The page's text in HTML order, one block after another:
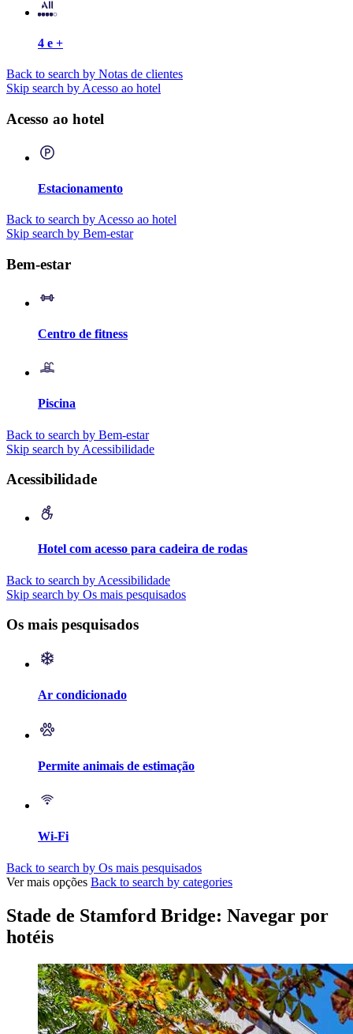
4 e +
Back to search by Notas de clientes
Skip search by Acesso ao hotel
Acesso ao hotel
Estacionamento
Back to search by Acesso ao hotel
Skip search by Bem-estar
Bem-estar
Centro de fitness
Piscina
Back to search by Bem-estar
Skip search by Acessibilidade
Acessibilidade
Hotel com acesso para cadeira de rodas
Back to search by Acessibilidade
Skip search by Os mais pesquisados
Os mais pesquisados
Ar condicionado
Permite animais de estimação
Wi-Fi
Back to search by Os mais pesquisados
Ver mais opções Back to search by categories
Stade de Stamford Bridge: Navegar por
hotéis